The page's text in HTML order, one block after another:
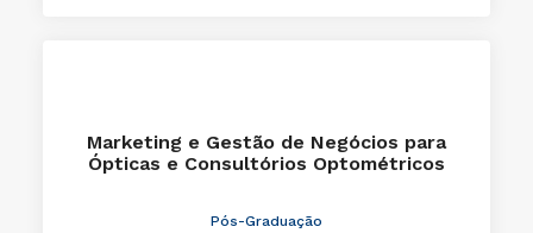
Marketing e Gestão de Negócios para
Ópticas e Consultórios Optométricos
Pós-Graduação